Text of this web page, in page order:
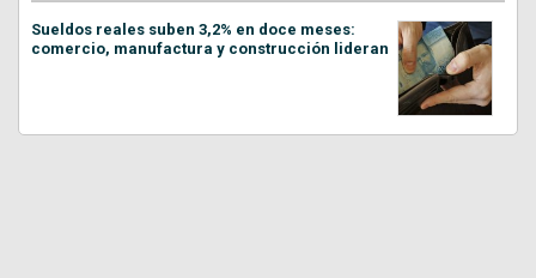
Sueldos reales suben 3,2% en doce meses:
comercio, manufactura y construcción lideran